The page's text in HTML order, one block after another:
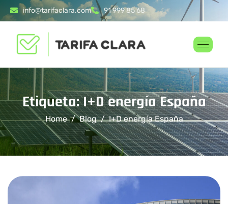
info@tarifaclara.com 91 999 85 68
Etiqueta: I+D energía España
Home Blog I+D energía España